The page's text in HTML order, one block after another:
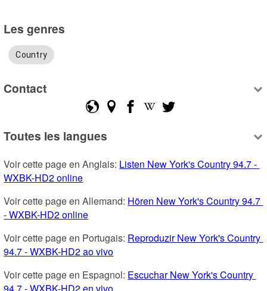
Les genres
Country
Contact
Toutes les langues
Voir cette page en Anglais: Listen New York's Country 94.7 -
WXBK-HD2 online
Voir cette page en Allemand: Hören New York's Country 94.7
- WXBK-HD2 online
Voir cette page en Portugais: Reproduzir New York's Country
94.7 - WXBK-HD2 ao vivo
Voir cette page en Espagnol: Escuchar New York's Country
94.7 - WXBK-HD2 en vivo